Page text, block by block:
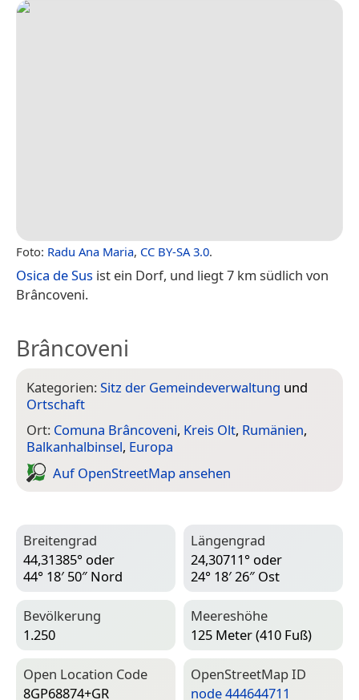
Foto: Radu Ana Maria, CC BY-SA 3.0.
Osica de Sus ist ein Dorf, und liegt 7 km südlich von
Brâncoveni.
Brâncoveni
Kategorien:Sitz der Gemeindeverwaltung und
Ortschaft
Ort: Comuna Brâncoveni, Kreis Olt, Rumänien,
Balkanhalbinsel, Europa
Auf Open­Street­Map ansehen
Breitengrad
44,31385° oder
44° 18′ 50″ Nord
Längengrad
24,30711° oder
24° 18′ 26″ Ost
Bevölkerung
1.250
Meereshöhe
125 Meter (410 Fuß)
Open Location Code
8GP68874+GR
Open­Street­Map ID
node 444644711